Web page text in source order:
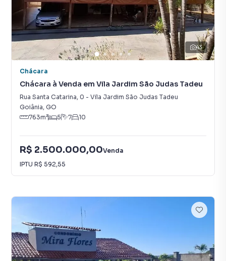
43
Chácara
Chácara à Venda em Vila Jardim São Judas Tadeu
Rua Santa Catarina, 0 - Vila Jardim São Judas Tadeu
Goiânia, GO
763m² 5 7 10
R$ 2.500.000,00Venda
IPTU R$ 592,55